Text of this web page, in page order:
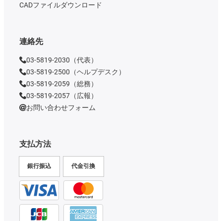
支払方法
銀行振込 代金引換
CADファイルダウンロード
連絡先
03-5819-2030（代表）
03-5819-2500（ヘルプデスク）
03-5819-2059（総務）
03-5819-2057（広報）
お問い合わせフォーム